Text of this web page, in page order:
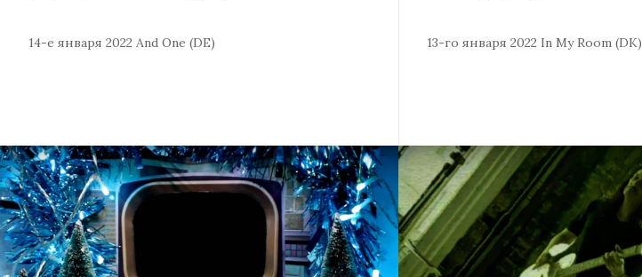
14-е января 2022 And One (DE) 13-го января 2022 In My Room (DK)